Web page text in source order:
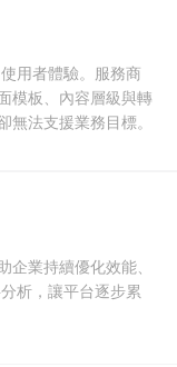
用者體驗。服務商
模板、內容層級與轉
無法支援業務目標。
企業持續優化效能、
析，讓平台逐步累